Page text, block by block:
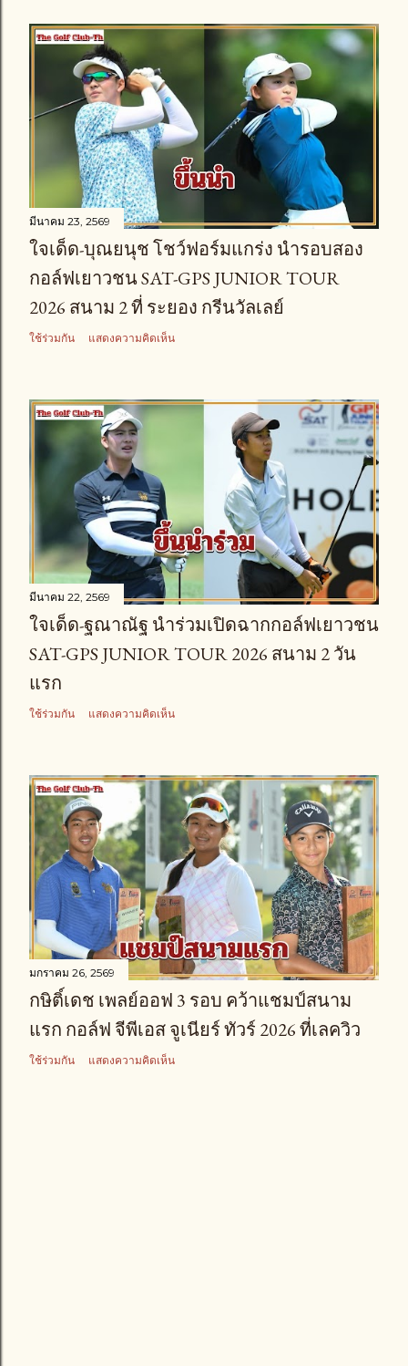
มีนาคม 23, 2569
ใจเด็ด-บุณยนุช โชว์ฟอร์มแกร่ง นำรอบสอง
กอล์ฟเยาวชน SAT-GPS JUNIOR TOUR
2026 สนาม 2 ที่ ระยอง กรีนวัลเลย์
ใช้ร่วมกัน แสดงความคิดเห็น
มีนาคม 22, 2569
ใจเด็ด-ฐณาณัฐ นำร่วมเปิดฉากกอล์ฟเยาวชน
SAT-GPS JUNIOR TOUR 2026 สนาม 2 วัน
แรก
ใช้ร่วมกัน แสดงความคิดเห็น
มกราคม 26, 2569
กษิติ์เดช เพลย์ออฟ 3 รอบ คว้าแชมป์สนาม
แรก กอล์ฟ จีพีเอส จูเนียร์ ทัวร์ 2026 ที่เลควิว
ใช้ร่วมกัน แสดงความคิดเห็น